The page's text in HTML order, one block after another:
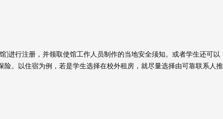
行注册，并领取使馆工作人员制作的当地安全须知。或者学生还可以
。以住宿为例，若是学生选择在校外租房，就尽量选择由可靠联系人推